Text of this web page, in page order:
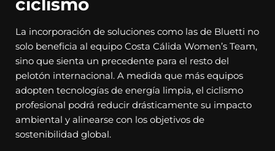
ciclismo
La incorporación de soluciones como las de Bluetti no
solo beneficia al equipo Costa Cálida Women’s Team,
sino que sienta un precedente para el resto del
pelotón internacional. A medida que más equipos
adopten tecnologías de energía limpia, el ciclismo
profesional podrá reducir drásticamente su impacto
ambiental y alinearse con los objetivos de
sostenibilidad global.